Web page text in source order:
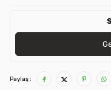
Paylaş :